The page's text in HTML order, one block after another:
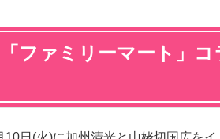
「ファミリーマート」